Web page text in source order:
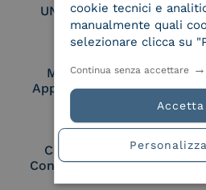
UNI EN ISO 27017
Membro Adobe
Approved Trust List
Cloud Signature
Consortium Member
cookie tecnici e
manualmente quali
selezionare clicca su
Accetta
Continua senza accettare
Personalizza